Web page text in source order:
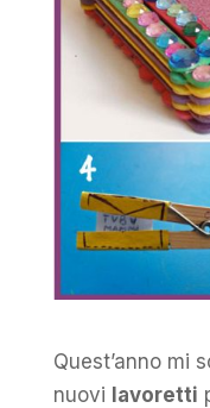
Quest’anno mi
nuovi lavoretti